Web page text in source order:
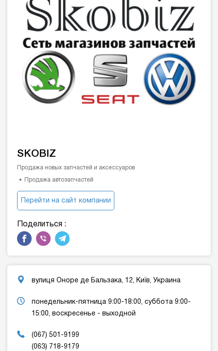
SKOBIZ
Продажа новых запчастей и аксессуаров
Продажа автозапчастей
Перейти на сайт компании
Поделиться :
вулиця Оноре де Бальзака, 12, Київ, Украина
понедельник-пятница 9:00-18:00, суббота 9:00-
15:00, воскресенье - выходной
(067) 501-9199
(063) 718-9179